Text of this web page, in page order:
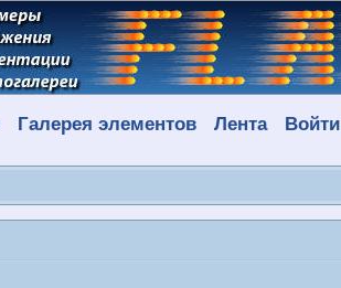
Галерея элементов Лента Войти